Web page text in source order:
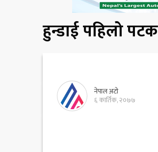
हुन्डाई पहिलो
नेपाल अटो
६ कार्तिक, २०७७